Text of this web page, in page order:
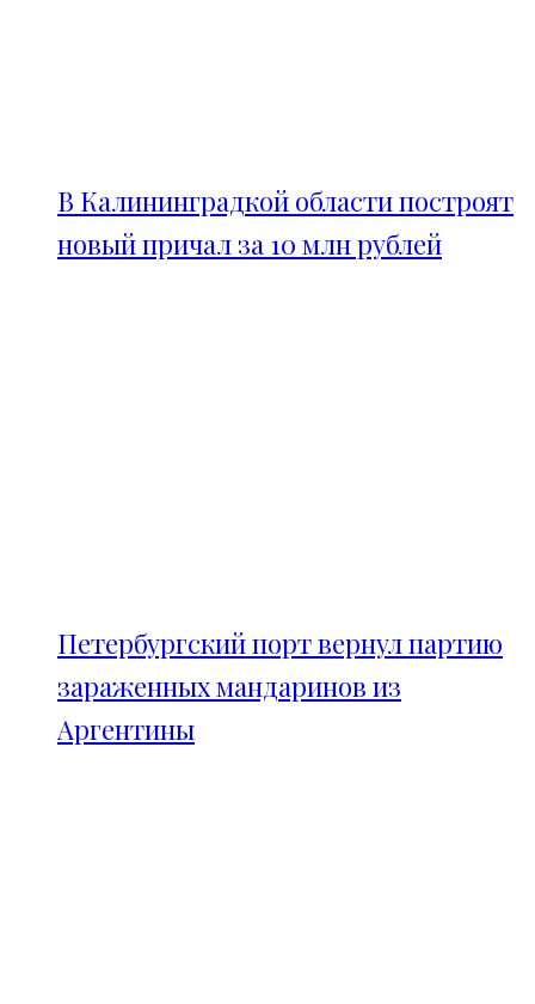
В Калининградкой области построят
новый причал за 10 млн рублей
Петербургский порт вернул партию
зараженных мандаринов из
Аргентины